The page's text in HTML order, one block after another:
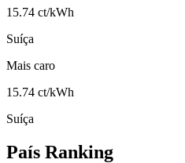
15.74 ct/kWh
Suíça
Mais caro
15.74 ct/kWh
Suíça
País Ranking